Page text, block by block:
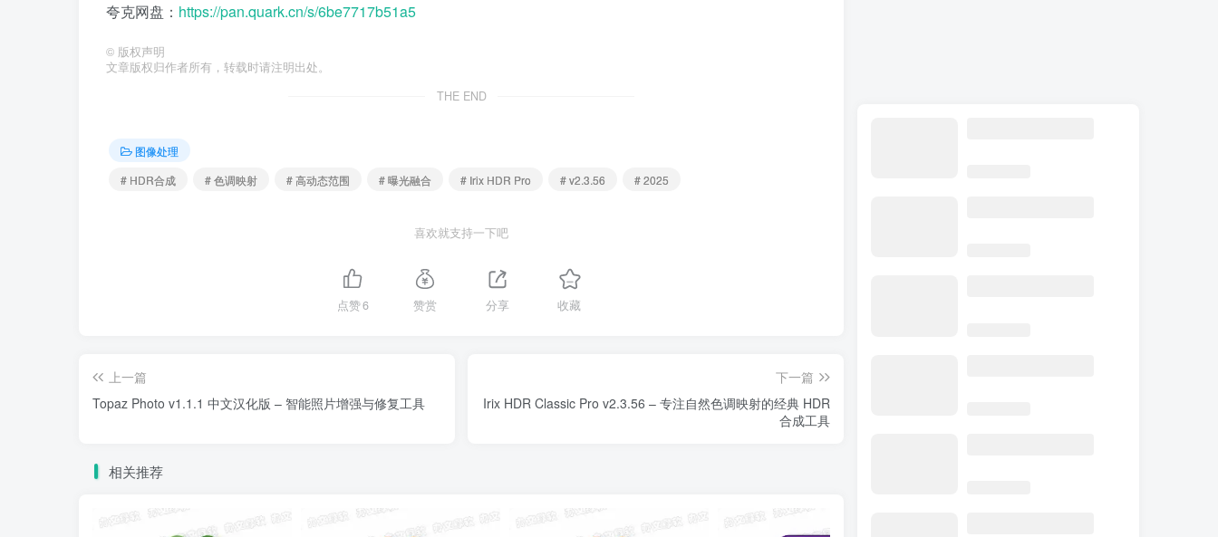
夸克网盘： https://pan.quark.cn/s/6be7717b51a5
© 版权声明
文章版权归作者所有，转载时请注明出处。
THE END
图像处理
# HDR合成
# 色调映射 # 高动态范围 # 曝光融合 # Irix HDR Pro # v2.3.56 # 2025
喜欢就支持一下吧
点赞6 赞赏 分享 收藏
上一篇
Topaz Photo v1.1.1 中文汉化版 – 智能照片增强与修复工具
下一篇
Irix HDR Classic Pro v2.3.56 – 专注自然色调映射的经典 HDR
合成工具
相关推荐